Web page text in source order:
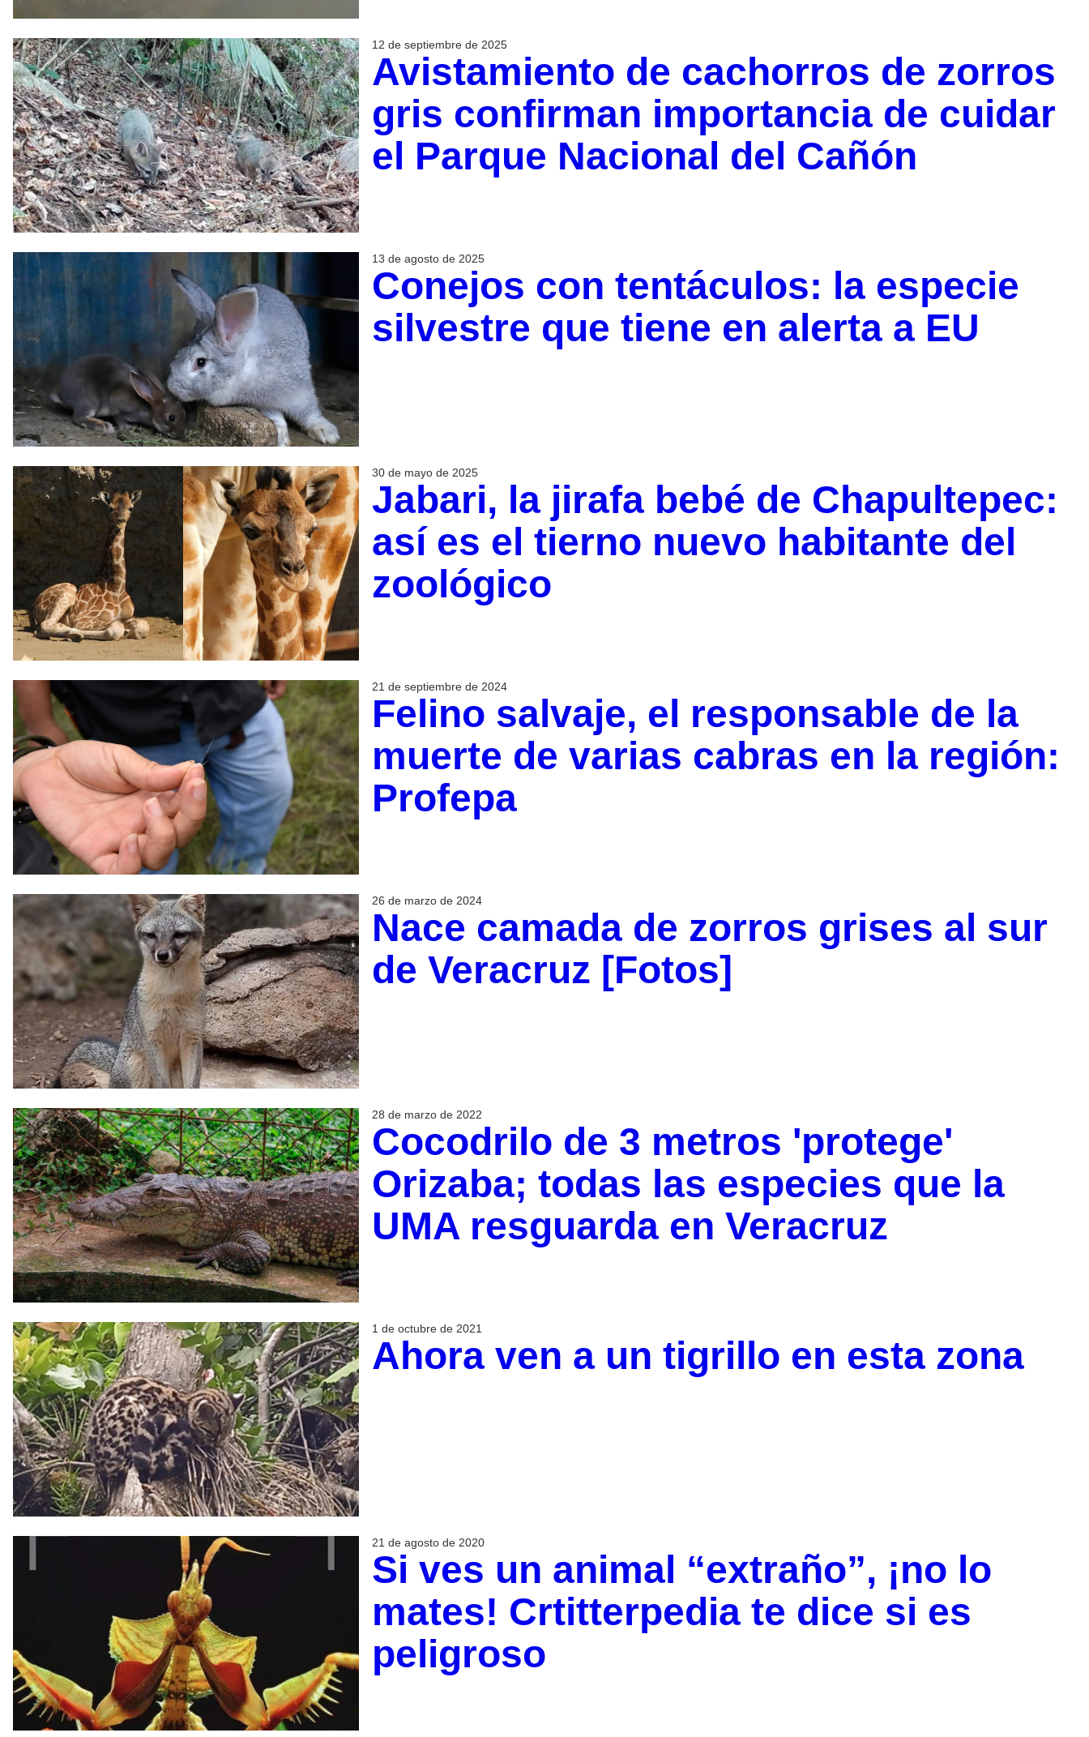
12 de septiembre de 2025
Avistamiento de cachorros de zorros
gris confirman importancia de cuidar
el Parque Nacional del Cañón
13 de agosto de 2025
Conejos con tentáculos: la especie
silvestre que tiene en alerta a EU
30 de mayo de 2025
Jabari, la jirafa bebé de Chapultepec:
así es el tierno nuevo habitante del
zoológico
21 de septiembre de 2024
Felino salvaje, el responsable de la
muerte de varias cabras en la región:
Profepa
26 de marzo de 2024
Nace camada de zorros grises al sur
de Veracruz [Fotos]
28 de marzo de 2022
Cocodrilo de 3 metros 'protege'
Orizaba; todas las especies que la
UMA resguarda en Veracruz
1 de octubre de 2021
Ahora ven a un tigrillo en esta zona
21 de agosto de 2020
Si ves un animal “extraño”, ¡no lo
mates! Crtitterpedia te dice si es
peligroso